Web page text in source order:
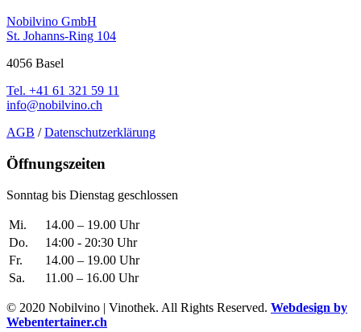
Nobilvino GmbH
St. Johanns-Ring 104
4056 Basel
Tel. +41 61 321 59 11
info@nobilvino.ch
AGB /Datenschutzerklärung
Öffnungszeiten
Sonntag bis Dienstag geschlossen
Mi.
14.00 – 19.00 Uhr
Do.
14:00 - 20:30 Uhr
Fr.
14.00 – 19.00 Uhr
Sa.
11.00 – 16.00 Uhr
© 2020 Nobilvino | Vinothek. All Rights Reserved. Webdesign by
Webentertainer.ch